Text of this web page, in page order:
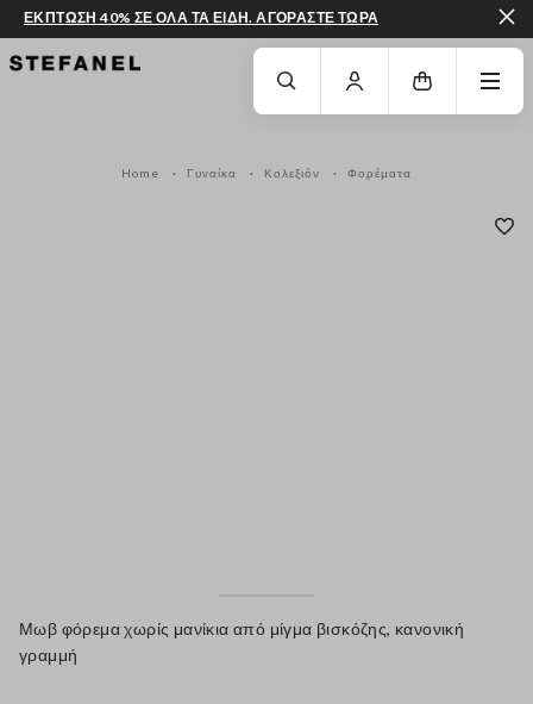
ΜΕΤΆΒΑΣΗ ΣΤΟ ΚΎΡΙΟ ΠΕΡΙΕΧΌΜΕΝΟΚΑΤΕΒΕΊΤΕ ΣΤΟ ΚΆΤΩ ΜΈΡΟΣ
ΕΚΠΤΩΣΗ 40% ΣΕ ΟΛΑ ΤΑ ΕΙΔΗ. ΑΓΟΡΑΣΤΕ ΤΩΡΑ
Home Γυναίκα Κολεξιόν Φορέματα
Μωβ φόρεμα χωρίς μανίκια από μίγμα βισκόζης, κανονική
γραμμή